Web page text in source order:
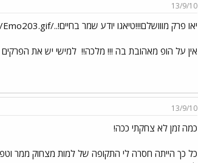
13/9/10
יאו פרק מווושלם!!!טיאגו יודע שמר בחיים!../images/Emo203.gif
אין על הופ מאהובת בה !!! מלכה!! למישי יש את הפרקים
13/9/10
כמה זמן לא צחקתי ככה!
כל כך הייתה חסרה לי התקופה של למות מצחוק ממר